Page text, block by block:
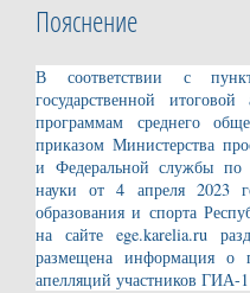
Пояснение
В соответствии с
государственной
программам среднего
приказом Министерства
и Федеральной службы по
науки от 4 апреля 2023
образования и спорта
на сайте ege.karelia.ru
размещена информация о
апелляций участников ГИА-